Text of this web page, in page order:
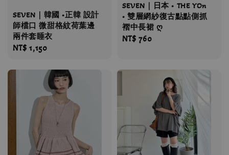
SEVEN｜韓國 •正韓 設計
師檔口 微甜格紋荷葉邊
兩件套睡衣
Regular
NT$ 1,150
SEVEN｜日本 • THE YOn
• 雙層網紗復古點點側抓
褶中長裙 ღ
Regular
NT$ 760